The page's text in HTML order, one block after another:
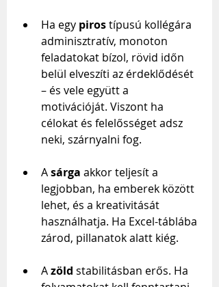
Ha egy piros típusú kollégára
adminisztratív, monoton
feladatokat bízol, rövid időn
belül elveszíti az érdeklődését
– és vele együtt a
motivációját. Viszont ha
célokat és felelősséget adsz
neki, szárnyalni fog.
A sárga akkor teljesít a
legjobban, ha emberek között
lehet, és a kreativitását
használhatja. Ha Excel-táblába
zárod, pillanatok alatt kiég.
A zöld stabilitásban erős. Ha